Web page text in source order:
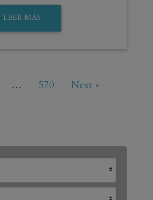
LEER MÁS
… 570 Next »